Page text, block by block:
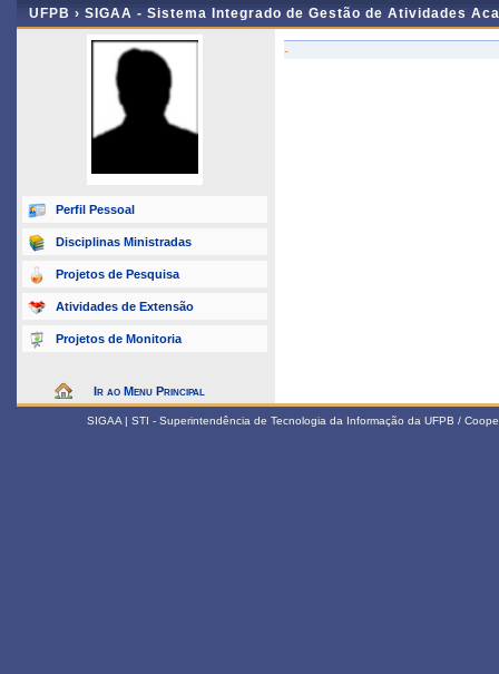
UFPB › SIGAA - Sistema Integrado de Gestão de Atividades
Perfil Pessoal
Disciplinas Ministradas
Projetos de Pesquisa
Atividades de Extensão
Projetos de Monitoria
Ir ao Menu Principal
-
SIGAA | STI - Superintendência de Tecnologia da Informação da UFPB /